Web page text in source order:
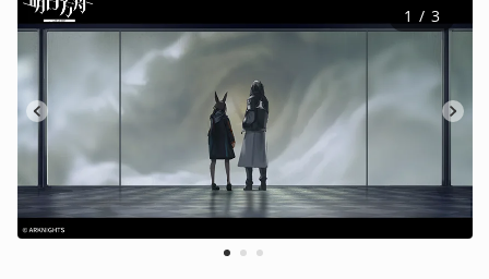
1 2 3
1 / 3